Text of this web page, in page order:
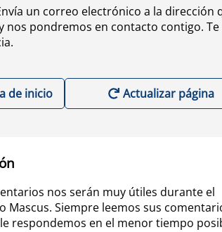
un correo electrónico a la dirección
nos pondremos en contacto contigo. Te
de inicio Actualizar página
nos serán muy útiles durante el
Mascus. Siempre leemos sus
respondemos en el menor tiempo